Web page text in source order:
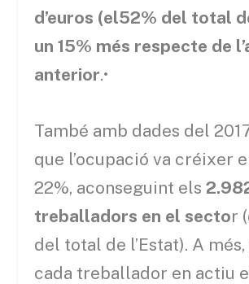
d’euros (el52% del total
un 15% més respecte de
anterior.•
També amb dades del
que l’ocupació va créixer
22%, aconseguint els
treballadors en el sector
del total de l’Estat). A
cada treballador en actiu